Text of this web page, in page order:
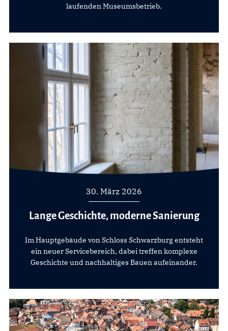
laufenden Museumsbetrieb.
30. März 2026
Lange Geschichte, moderne Sanierung
Im Hauptgebäude von Schloss Schwarzburg entsteht
ein neuer Servicebereich, dabei treffen komplexe
Geschichte und nachhaltiges Bauen aufeinander.